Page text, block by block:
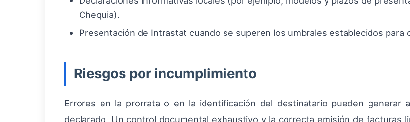
Chequia).
Presentación de Intrastat cuando se superen los umbrales establecidos para
Riesgos por incumplimiento
Errores en la prorrata o en la identificación del destinatario pueden generar
declarado. Un control documental exhaustivo y la correcta emisión de facturas